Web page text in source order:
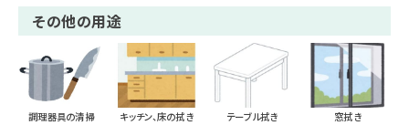
その他の用途
調理器具の清掃 キッチン、床の拭き テーブル拭き 窓拭き